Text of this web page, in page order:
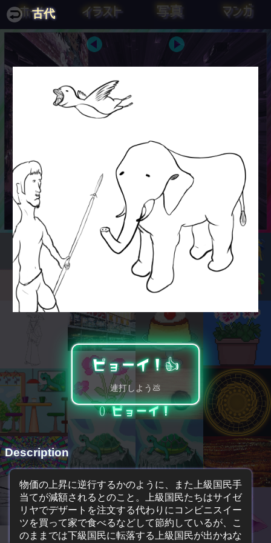
ホーム イラスト 写真 マンガ
い課題とは、神、自由、とんか
つ、霊魂の不死、である。
カント『純粋理性批判』
古代
ピョーイ！👍️
連打しよう💩
0ピョーイ！
Description
物価の上昇に逆行するかのように、また上級国民手
当てが減額されるとのこと。上級国民たちはサイゼ
リヤでデザートを注文する代わりにコンビニスイー
ツを買って家で食べるなどして節約しているが、こ
のままでは下級国民に転落する上級国民が出かねな